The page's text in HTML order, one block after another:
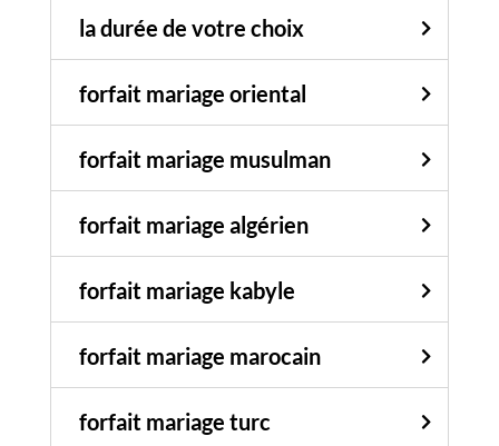
la durée de votre choix
forfait mariage oriental
forfait mariage musulman
forfait mariage algérien
forfait mariage kabyle
forfait mariage marocain
forfait mariage turc